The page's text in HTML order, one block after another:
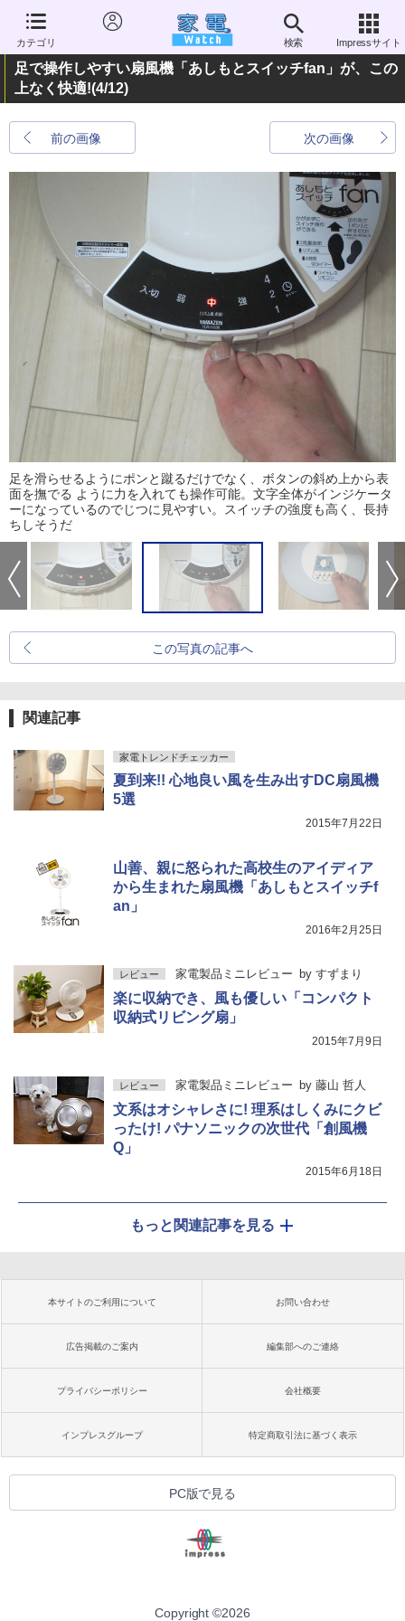
カテゴリ 検索 Impressサイト
足で操作しやすい扇風機「あしもとスイッチfan」が、この
上なく快適!(4/12)
前の画像 次の画像
足を滑らせるようにポンと蹴るだけでなく、ボタンの斜め上から表
面を撫でる ように力を入れても操作可能。文字全体がインジケータ
ーになっているのでじつに見やすい。スイッチの強度も高く、長持
ちしそうだ
この写真の記事へ
関連記事
家電トレンドチェッカー
夏到来!! 心地良い風を生み出すDC扇風機
5選
2015年7月22日
山善、親に怒られた高校生のアイディア
から生まれた扇風機「あしもとスイッチf
an」
2016年2月25日
レビュー 家電製品ミニレビュー by すずまり
楽に収納でき、風も優しい「コンパクト
収納式リビング扇」
2015年7月9日
レビュー 家電製品ミニレビュー by 藤山 哲人
文系はオシャレさに! 理系はしくみにクビ
ったけ! パナソニックの次世代「創風機
Q」
2015年6月18日
もっと関連記事を見る
本サイトのご利用について お問い合わせ
広告掲載のご案内 編集部へのご連絡
プライバシーポリシー 会社概要
インプレスグループ 特定商取引法に基づく表示
PC版で見る
Copyright ©2026